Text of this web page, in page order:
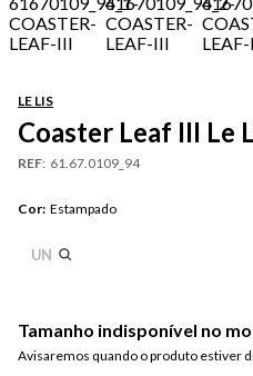
LE LIS
Coaster Leaf III Le
REF: 61.67.0109_94
Cor: Estampado
UN
Tamanho indisponível no
Avisaremos quando o produto estiver